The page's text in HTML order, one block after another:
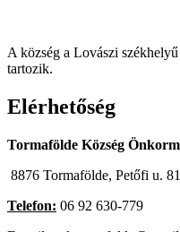
A község a Lovászi
tartozik.
Elérhetőség
Tormafölde Község
8876 Tormafölde, Petőfi u.
Telefon: 06 92 630-779